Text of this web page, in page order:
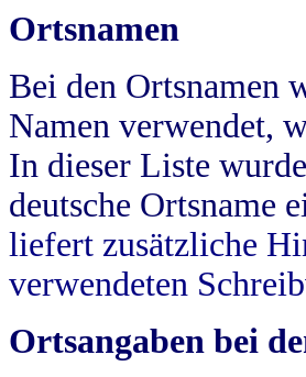
Ortsnamen
Bei den Ortsnamen
Namen verwendet,
In dieser Liste
deutsche Ortsname
liefert zusätzliche
verwendeten
Ortsangaben bei